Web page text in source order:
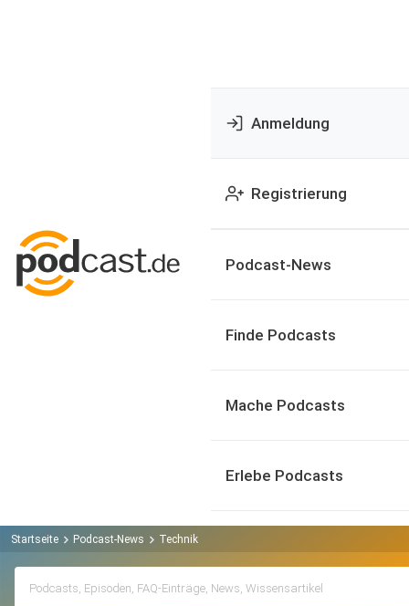
Anmeldung
Registrierung
Podcast-News
Finde Podcasts
Mache Podcasts
Erlebe Podcasts
Startseite Podcast-News Technik